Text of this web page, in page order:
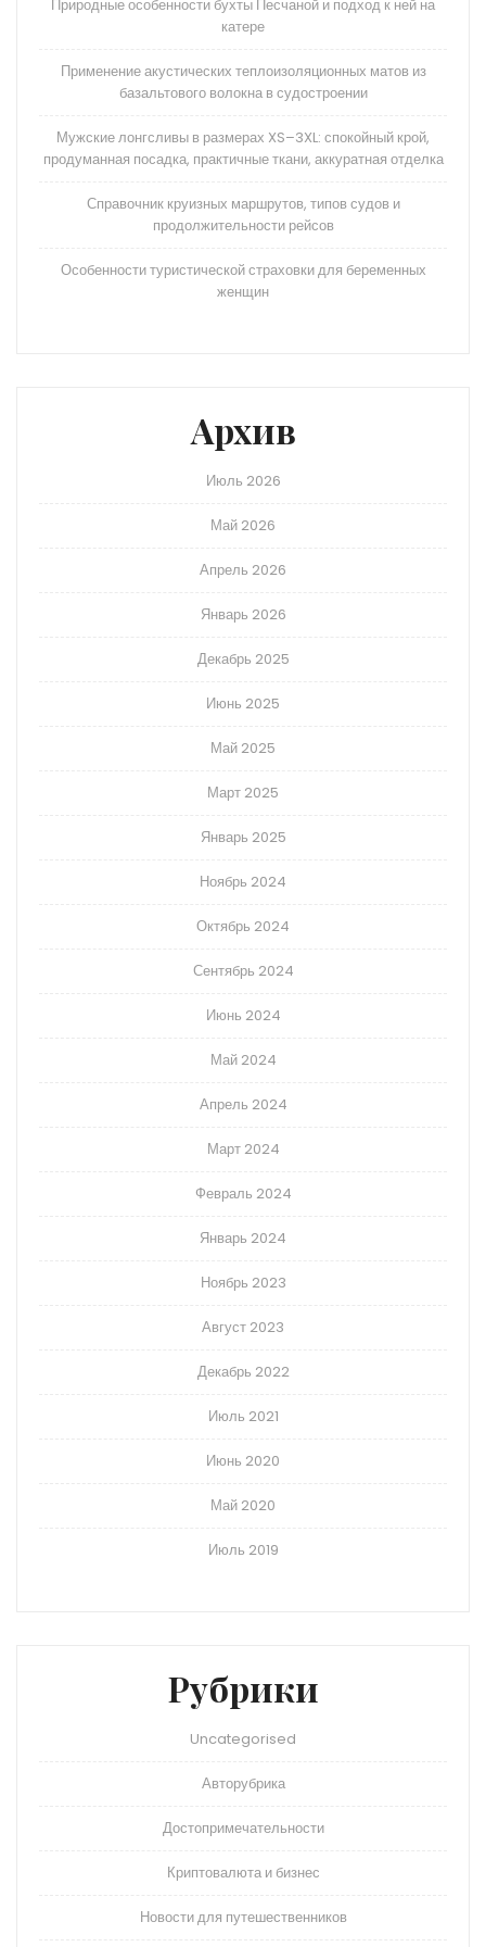
Природные особенности бухты Песчаной и подход к ней на
катере
Применение акустических теплоизоляционных матов из
базальтового волокна в судостроении
Мужские лонгсливы в размерах XS–3XL: спокойный крой,
продуманная посадка, практичные ткани, аккуратная отделка
Справочник круизных маршрутов, типов судов и
продолжительности рейсов
Особенности туристической страховки для беременных
женщин
Архив
Июль 2026
Май 2026
Апрель 2026
Январь 2026
Декабрь 2025
Июнь 2025
Май 2025
Март 2025
Январь 2025
Ноябрь 2024
Октябрь 2024
Сентябрь 2024
Июнь 2024
Май 2024
Апрель 2024
Март 2024
Февраль 2024
Январь 2024
Ноябрь 2023
Август 2023
Декабрь 2022
Июль 2021
Июнь 2020
Май 2020
Июль 2019
Рубрики
Uncategorised
Авторубрика
Достопримечательности
Криптовалюта и бизнес
Новости для путешественников